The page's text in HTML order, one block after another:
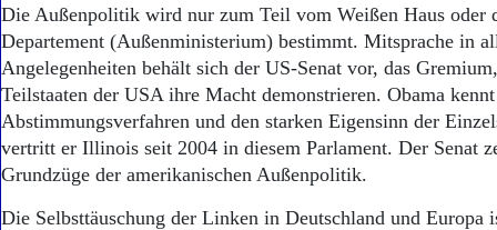
Die Außenpolitik wird nur zum Teil vom Weißen Haus oder
Departement (Außenministerium) bestimmt. Mitsprache in
Angelegenheiten behält sich der US-Senat vor, das
Teilstaaten der USA ihre Macht demonstrieren. Obama
Abstimmungsverfahren und den starken Eigensinn der
vertritt er Illinois seit 2004 in diesem Parlament. Der Senat
Grundzüge der amerikanischen Außenpolitik.
Die Selbsttäuschung der Linken in Deutschland und Europa